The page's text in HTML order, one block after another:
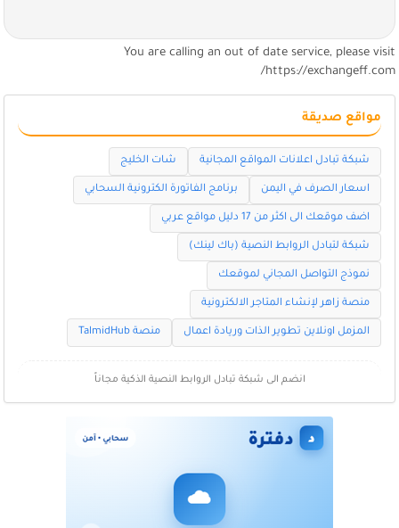
You are calling an out of date service, please visit
https://exchangeff.com/
مواقع صديقة
شبكة تبادل اعلانات المواقع المجانية شات الخليج
اسعار الصرف في اليمن برنامج الفاتورة الكترونية السحابي
اضف موقعك الى اكثر من 17 دليل مواقع عربي
شبكة لتبادل الروابط النصية (باك لينك)
نموذج التواصل المجاني لموقعك
منصة زاهر لإنشاء المتاجر الالكترونية
المزمل اونلاين تطوير الذات وريادة اعمال منصة TalmidHub
انضم الى شبكة تبادل الروابط النصية الذكية مجاناً